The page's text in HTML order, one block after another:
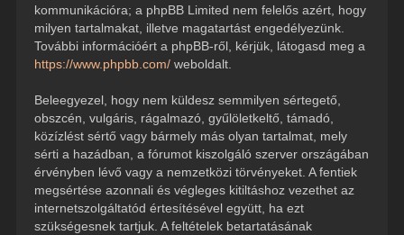
kommunikációra; a phpBB Limited nem felelős azért, hogy
milyen tartalmakat, illetve magatartást engedélyezünk.
További információért a phpBB-ről, kérjük, látogasd meg a
https://www.phpbb.com/weboldalt.
Beleegyezel, hogy nem küldesz semmilyen sértegető,
obszcén, vulgáris, rágalmazó, gyűlöletkeltő, támadó,
közízlést sértő vagy bármely más olyan tartalmat, mely
sérti a hazádban, a fórumot kiszolgáló szerver országában
érvényben lévő vagy a nemzetközi törvényeket. A fentiek
megsértése azonnali és végleges kitiltáshoz vezethet az
internetszolgáltatód értesítésével együtt, ha ezt
szükségesnek tartjuk. A feltételek betartatásának